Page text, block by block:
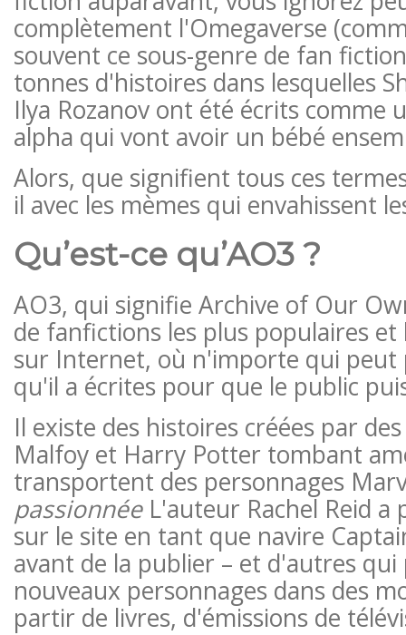
complètement l'Omegaverse
souvent ce sous-genre de fan
tonnes d'histoires dans lesquelles
Ilya Rozanov ont été écrits comme
alpha qui vont avoir un bébé
Alors, que signifient tous ces
il avec les mèmes qui envahissent
Qu’est-ce qu’AO3 ?
AO3, qui signifie Archive of Our
de fanfictions les plus populaires
sur Internet, où n'importe qui peut
qu'il a écrites pour que le public
Il existe des histoires créées par
Malfoy et Harry Potter tombant
transportent des personnages
passionnéeL'auteur Rachel Reid a
sur le site en tant que navire
avant de la publier – et d'autres
nouveaux personnages dans des
partir de livres, d'émissions de